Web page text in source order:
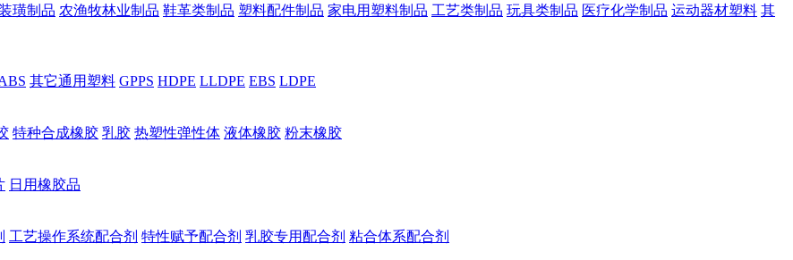
璜制品 农渔牧林业制品 鞋革类制品 塑料配件制品 家电用塑料制品 工艺类制品 玩具类制品 医疗化学制品 运动器材塑料 其
其它通用塑料 GPPS HDPE LLDPE EBS LDPE
特种合成橡胶 乳胶 热塑性弹性体 液体橡胶 粉末橡胶
日用橡胶品
工艺操作系统配合剂 特性赋予配合剂 乳胶专用配合剂 粘合体系配合剂